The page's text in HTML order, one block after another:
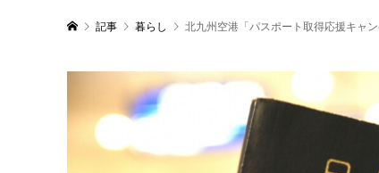
記事 暮らし 北九州空港「パスポート取得応援キャ